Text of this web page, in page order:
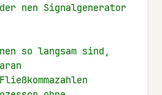
nen Signalgenerator
so langsam sind,